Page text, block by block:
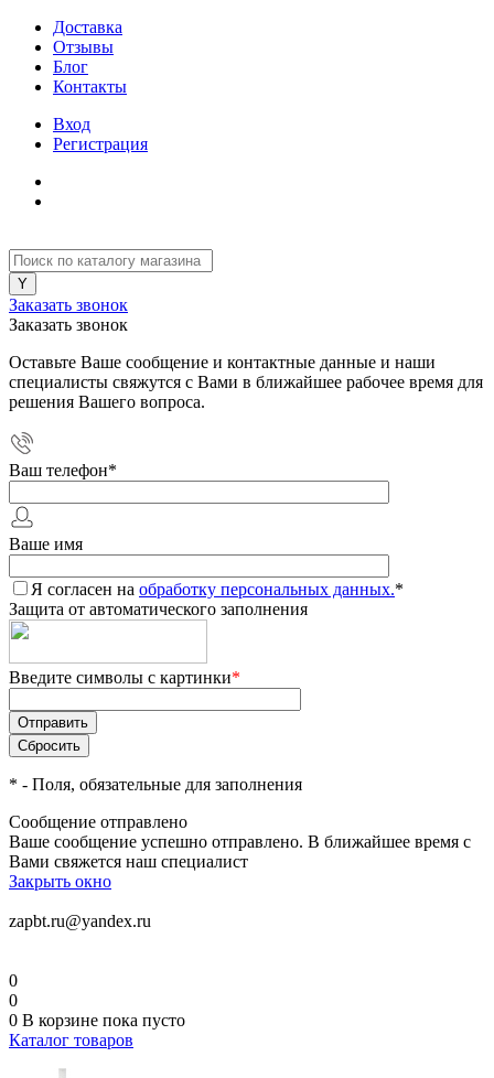
Доставка
Отзывы
Блог
Контакты
Вход
Регистрация
Заказать звонок
Заказать звонок
Оставьте Ваше сообщение и контактные данные и наши
специалисты свяжутся с Вами в ближайшее рабочее время для
решения Вашего вопроса.
Ваш телефон*
Ваше имя
Я согласен на обработку персональных данных.*
Защита от автоматического заполнения
Введите символы с картинки*
* - Поля, обязательные для заполнения
Сообщение отправлено
Ваше сообщение успешно отправлено. В ближайшее время с
Вами свяжется наш специалист
Закрыть окно
zapbt.ru@yandex.ru
0
0
0 В корзине пока пусто
Каталог товаров